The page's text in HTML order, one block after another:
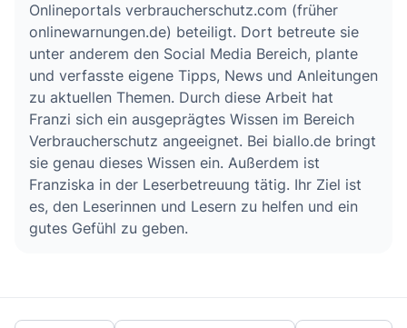
Onlineportals verbraucherschutz.com (früher
onlinewarnungen.de) beteiligt. Dort betreute sie
unter anderem den Social Media Bereich, plante
und verfasste eigene Tipps, News und Anleitungen
zu aktuellen Themen. Durch diese Arbeit hat
Franzi sich ein ausgeprägtes Wissen im Bereich
Verbraucherschutz angeeignet. Bei biallo.de bringt
sie genau dieses Wissen ein. Außerdem ist
Franziska in der Leserbetreuung tätig. Ihr Ziel ist
es, den Leserinnen und Lesern zu helfen und ein
gutes Gefühl zu geben.